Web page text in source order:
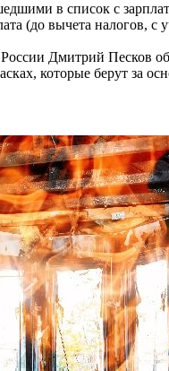
в список с
(до вычета налогов,
России Дмитрий Песков
которые берут за